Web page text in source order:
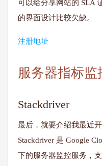
可以给分享网站的 SLA
的界面设计比较欠缺。
注册地址
服务器指标监
Stackdriver
最后，就要介绍我最近
Stackdriver 是 Google
下的服务器监控服务，